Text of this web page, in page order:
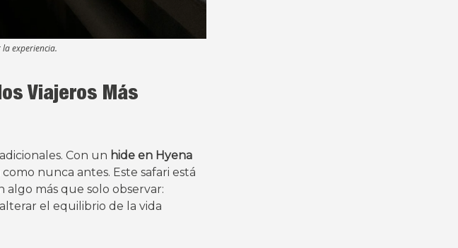
experiencia.
Viajeros Más
Con un hide en Hyena
nunca antes. Este safari está
algo más que solo observar:
el equilibrio de la vida